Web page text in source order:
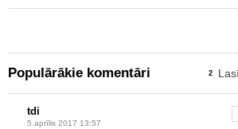
Populārākie komentāri 2
tdi
5.aprīlis 2017 13:57